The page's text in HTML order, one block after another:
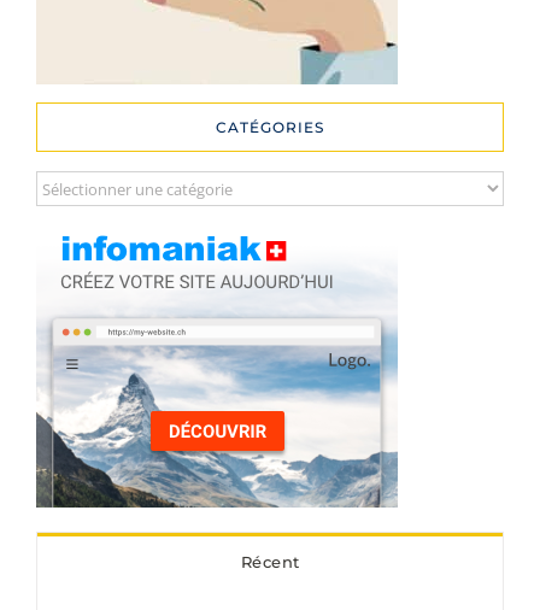
CATÉGORIES
Catégories
Récent